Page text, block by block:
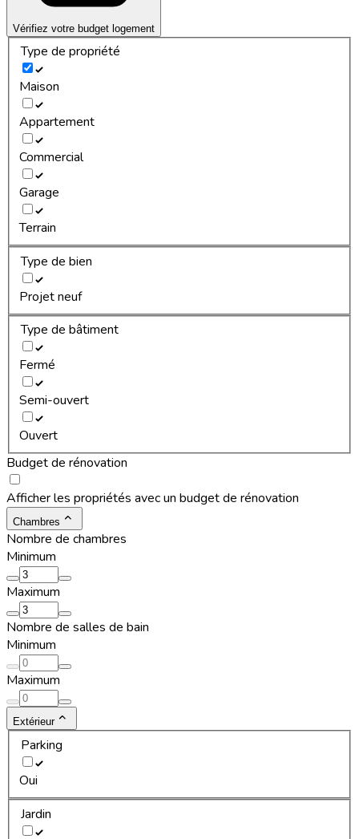
Vérifiez votre budget logement
Type de propriété
Maison
Appartement
Commercial
Garage
Terrain
Type de bien
Projet neuf
Type de bâtiment
Fermé
Semi-ouvert
Ouvert
Budget de rénovation
Afficher les propriétés avec un budget de rénovation
Chambres
Nombre de chambres
Minimum
Maximum
Nombre de salles de bain
Minimum
Maximum
Extérieur
Parking
Oui
Jardin